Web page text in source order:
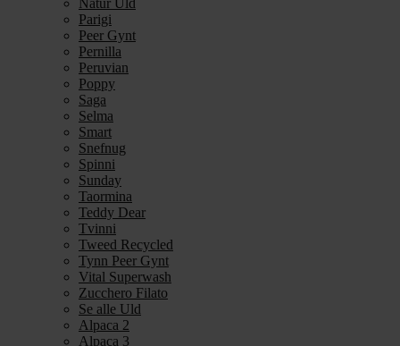
Natur Uld
Parigi
Peer Gynt
Pernilla
Peruvian
Poppy
Saga
Selma
Smart
Snefnug
Spinni
Sunday
Taormina
Teddy Dear
Tvinni
Tweed Recycled
Tynn Peer Gynt
Vital Superwash
Zucchero Filato
Se alle Uld
Alpaca 2
Alpaca 3